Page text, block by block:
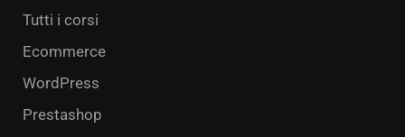
Tutti i corsi
Ecommerce
WordPress
Prestashop